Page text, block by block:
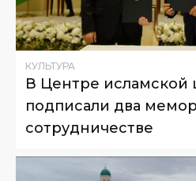
КУЛЬТУРА
В Центре исламской
подписали два
сотрудничестве